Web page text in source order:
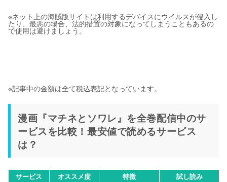
※ネット上の海賊版サイトは利用するデバイスにウイルスが侵入し
たり、最悪の場合、法的措置の対象になってしまうこともあるの
で使用は避けましょう。
※記事中の金額は全て税込表記となっています。
漫画『マチネとソワレ』を全巻配信中のサ
ービスを比較！最安値で読めるサービス
は？
サービス オススメ度 特徴 試し読み